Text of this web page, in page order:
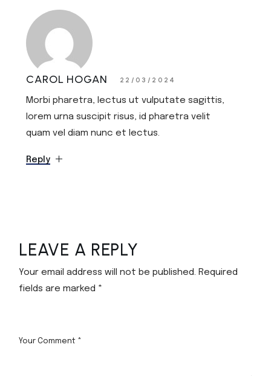
CAROL HOGAN 22/03/2024
Morbi pharetra, lectus ut vulputate sagittis,
lorem urna suscipit risus, id pharetra velit
quam vel diam nunc et lectus.
Reply
LEAVE A REPLY
Your email address will not be published. Required
fields are marked *